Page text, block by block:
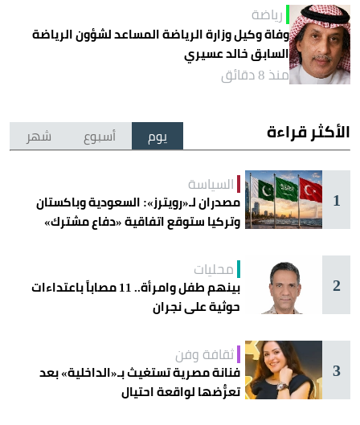
رياضة
وفاة وكيل وزارة الرياضة المساعد لشؤون الرياضة
السابق خالد عسيري
منذ 8 دقائق
الأكثر قراءة يوم أسبوع شهر
1
السياسة
مصدران لـ«رويترز»: السعودية وباكستان
وتركيا ستوقع اتفاقية «دفاع مشترك»
2
محليات
بينهم طفل وامرأة.. 11 مصاباً باعتداءات
حوثية على نجران
3
ثقافة وفن
فنانة مصرية تستغيث بـ«الداخلية» بعد
تعرُّضها لواقعة احتيال